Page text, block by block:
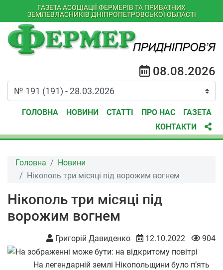
ГАЗЕТА АСОЦІАЦІЇ ФЕРМЕРІВ ТА ПРИВАТНИХ
ЗЕМЛЕВЛАСНИКІВ ДНІПРОПЕТРОВСЬКОЇ ОБЛАСТІ
08.08.2026
ГОЛОВНА НОВИНИ СТАТТІ ПРО НАС
ГАЗЕТА
КОНТАКТИ
Головна
Новини
Нікополь три місяці під ворожим вогнем
Нікополь три місяці під
ворожим вогнем
Григорій Давиденко 12.10.2022 904
На легендарній землі Нікопольщини було п’ять